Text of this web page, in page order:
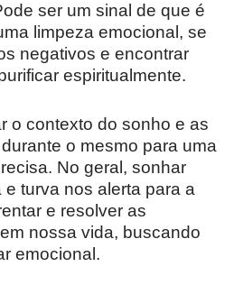
ser um sinal de que é
limpeza emocional, se
negativos e encontrar
espiritualmente.
o contexto do sonho e as
o mesmo para uma
No geral, sonhar
turva nos alerta para a
e resolver as
nossa vida, buscando
emocional.